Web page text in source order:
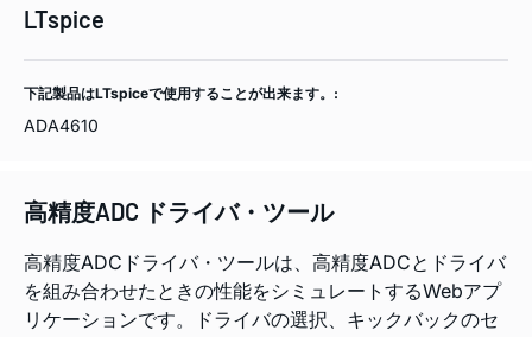
LTspice
下記製品はLTspiceで使用することが出来ます。:
ADA4610
高精度ADC ドライバ・ツール
高精度ADCドライバ・ツールは、高精度ADCとドライバ
を組み合わせたときの性能をシミュレートするWebアプ
リケーションです。ドライバの選択、キックバックのセ